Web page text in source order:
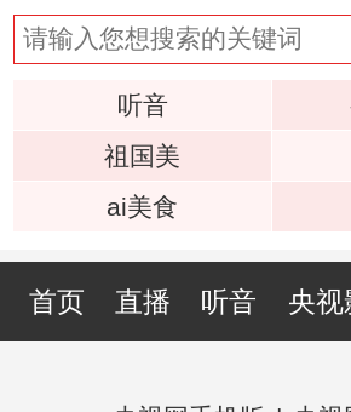
听音
祖国美
ai美食
首页 直播 听音 央视